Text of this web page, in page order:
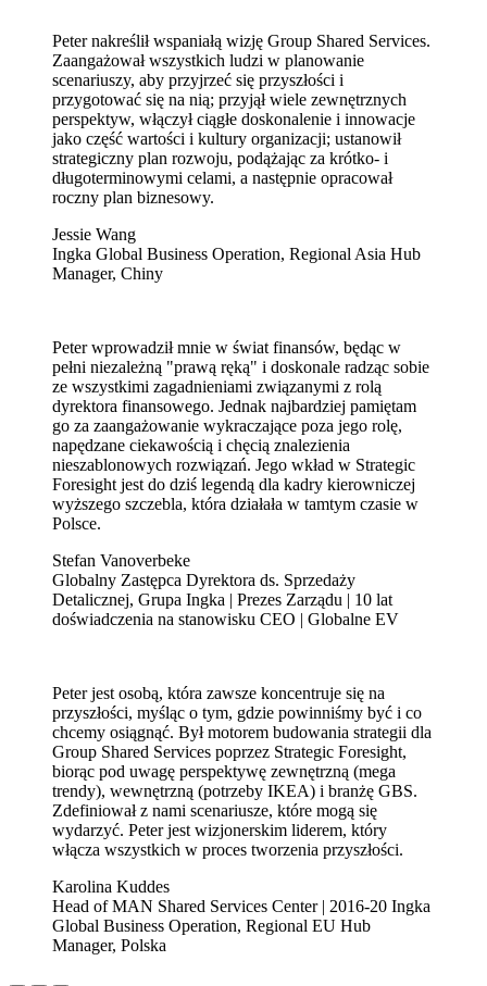
Peter nakreślił wspaniałą wizję Group Shared Services.
Zaangażował wszystkich ludzi w planowanie
scenariuszy, aby przyjrzeć się przyszłości i
przygotować się na nią; przyjął wiele zewnętrznych
perspektyw, włączył ciągłe doskonalenie i innowacje
jako część wartości i kultury organizacji; ustanowił
strategiczny plan rozwoju, podążając za krótko- i
długoterminowymi celami, a następnie opracował
roczny plan biznesowy.
Jessie Wang
Ingka Global Business Operation, Regional Asia Hub
Manager, Chiny
Peter wprowadził mnie w świat finansów, będąc w
pełni niezależną "prawą ręką" i doskonale radząc sobie
ze wszystkimi zagadnieniami związanymi z rolą
dyrektora finansowego. Jednak najbardziej pamiętam
go za zaangażowanie wykraczające poza jego rolę,
napędzane ciekawością i chęcią znalezienia
nieszablonowych rozwiązań. Jego wkład w Strategic
Foresight jest do dziś legendą dla kadry kierowniczej
wyższego szczebla, która działała w tamtym czasie w
Polsce.
Stefan Vanoverbeke
Globalny Zastępca Dyrektora ds. Sprzedaży
Detalicznej, Grupa Ingka | Prezes Zarządu | 10 lat
doświadczenia na stanowisku CEO | Globalne EV
Peter jest osobą, która zawsze koncentruje się na
przyszłości, myśląc o tym, gdzie powinniśmy być i co
chcemy osiągnąć. Był motorem budowania strategii dla
Group Shared Services poprzez Strategic Foresight,
biorąc pod uwagę perspektywę zewnętrzną (mega
trendy), wewnętrzną (potrzeby IKEA) i branżę GBS.
Zdefiniował z nami scenariusze, które mogą się
wydarzyć. Peter jest wizjonerskim liderem, który
włącza wszystkich w proces tworzenia przyszłości.
Karolina Kuddes
Head of MAN Shared Services Center | 2016-20 Ingka
Global Business Operation, Regional EU Hub
Manager, Polska